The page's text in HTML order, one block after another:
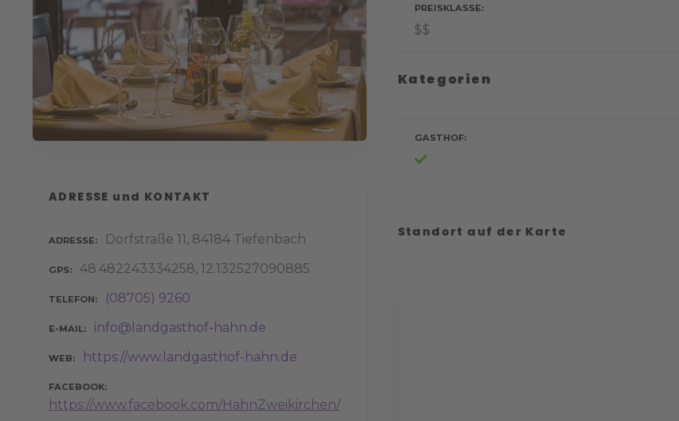
ADRESSE und KONTAKT
ADRESSE Dorfstraße 11, 84184 Tiefenbach
GPS 48.482243334258, 12.132527090885
TELEFON (08705) 9260
E-MAIL info@landgasthof-hahn.de
WEB https://www.landgasthof-hahn.de
FACEBOOK
https://www.facebook.com/HahnZweikirchen/
PREISKLASSE
$$
Kategorien
GASTHOF
Standort auf der Karte